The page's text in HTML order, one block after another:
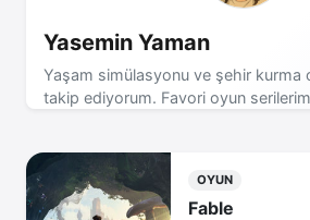
Yasemin Yaman
Yaşam simülasyonu ve şehir kurma
takip ediyorum. Favori oyun
OYUN
Fable